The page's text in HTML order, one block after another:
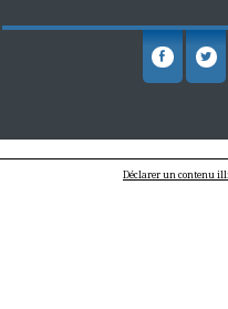
Déclarer un contenu